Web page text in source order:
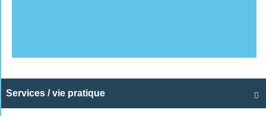

Services / vie pratique